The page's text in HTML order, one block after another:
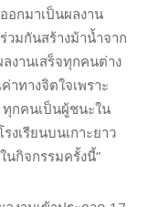
อกมาเป็นผลงาน
มกันสร้างม้าน้ำจาก
งานเสร็จทุกคนต่าง
ทางจิตใจเพราะ
ทุกคนเป็นผู้ชนะใน
เรียนบนเกาะยาว
นกิจกรรมครั้งนี้”